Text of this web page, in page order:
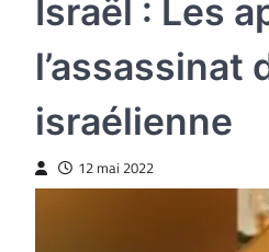
Israël : Les
l’assassinat
israélienne
12 mai 2022